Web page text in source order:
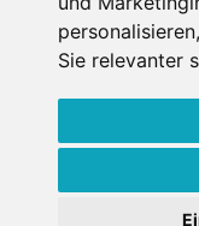
personalisieren,
Sie relevanter
Portale
FAQ